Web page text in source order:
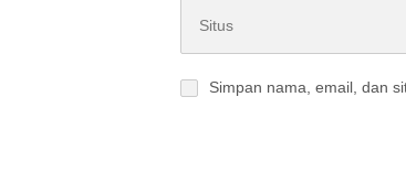
Simpan nama, email, dan